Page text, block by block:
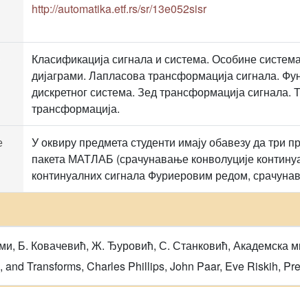
http://automatika.etf.rs/sr/13e052sisr
Класификација сигнала и система. Особине
дијаграми. Лапласова трансформација сигнала.
дискретног система. Зед трансформација
трансформација.
У оквиру предмета студенти имају обавезу да три
пакета МАТЛАБ (срачунавање конволуције
континуалних сигнала Фуриеровим редом,
Б. Ковачевић, Ж. Ђуровић, С. Станковић, Академска
and Transforms, Charles Phillips, John Paar, Eve Riskih,